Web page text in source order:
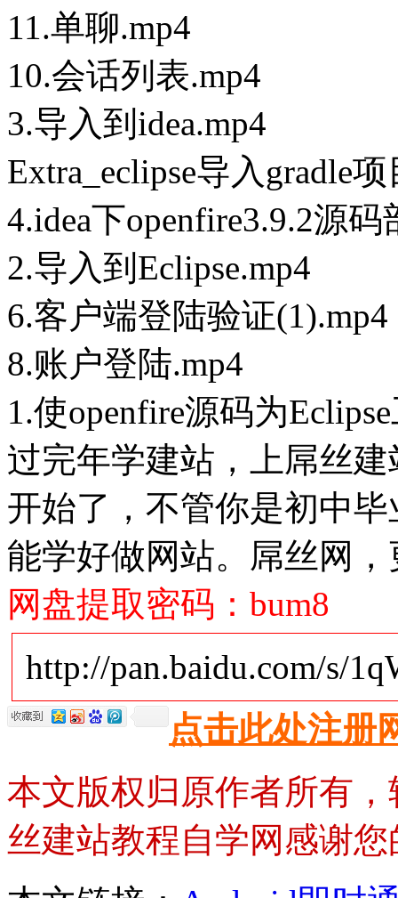
11.单聊.mp4
10.会话列表.mp4
3.导入到idea.mp4
Extra_eclipse导入gradle
4.idea下openfire3.9.2源码
2.导入到Eclipse.mp4
6.客户端登陆验证(1).mp4
8.账户登陆.mp4
1.使openfire源码为
过完年学建站，上屌丝
开始了，不管你是初中
能学好做网站。屌丝网
网盘提取密码：bum8
http://pan.baidu.com/s/
点击此处注册
本文版权归原作者所有
丝建站教程自学网感谢